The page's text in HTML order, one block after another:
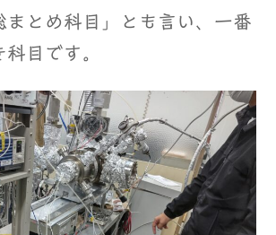
まとめ科目」とも言い、一番
目です。